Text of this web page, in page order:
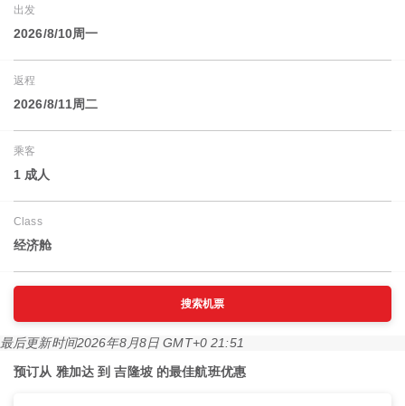
出发
2026/8/10周一
返程
2026/8/11周二
乘客
1 成人
Class
经济舱
搜索机票
最后更新时间2026年8月8日 GMT+0 21:51
预订从 雅加达 到 吉隆坡 的最佳航班优惠